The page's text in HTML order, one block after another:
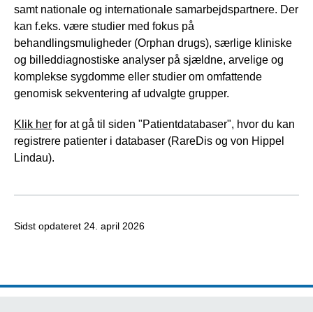
samt nationale og internationale samarbejdspartnere. Der
kan f.eks. være studier med fokus på
behandlingsmuligheder (Orphan drugs), særlige kliniske
og billeddiagnostiske analyser på sjældne, arvelige og
komplekse sygdomme eller studier om omfattende
genomisk sekventering af udvalgte grupper.
Klik her for at gå til siden "Patientdatabaser", hvor du kan
registrere patienter i databaser (RareDis og von Hippel
Lindau).
Sidst opdateret 24. april 2026